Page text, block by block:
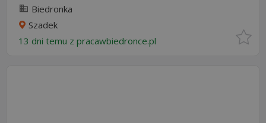
Biedronka
Szadek
13 dni temu z pracawbiedronce.pl